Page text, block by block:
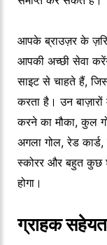
आपके ब्राउज़र के
आपकी अच्छी सेवा
साइट से चाहते हैं,
करता है। उन
करने का मौका, कुल
अगला गोल, रेड
स्कोरर और बहुत कुछ
होगा।
ग्राहक